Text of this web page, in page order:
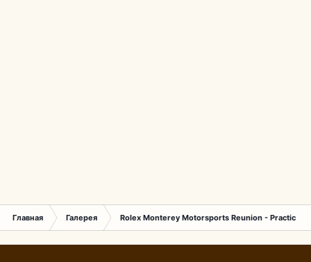
Главная Галерея Rolex Monterey Motorsports Reunion - Practice